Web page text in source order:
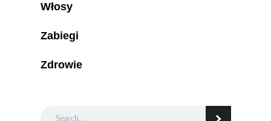
Włosy
Zabiegi
Zdrowie